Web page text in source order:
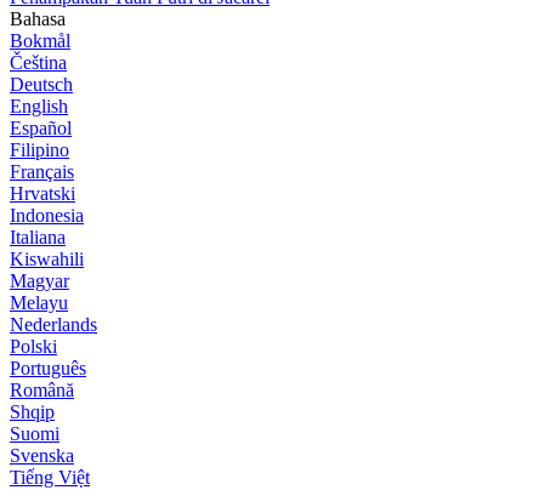
Bahasa
Bokmål
Čeština
Deutsch
English
Español
Filipino
Français
Hrvatski
Indonesia
Italiana
Kiswahili
Magyar
Melayu
Nederlands
Polski
Português
Română
Shqip
Suomi
Svenska
Tiếng Việt